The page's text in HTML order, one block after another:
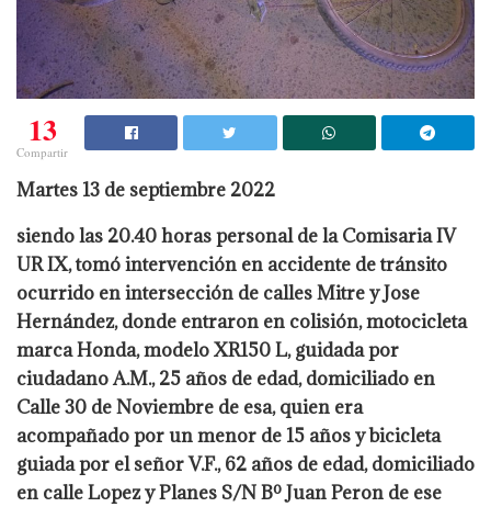
13
Compartir
Martes 13 de septiembre 2022
siendo las 20.40 horas personal de la Comisaria IV
UR IX, tomó intervención en accidente de tránsito
ocurrido en intersección de calles Mitre y Jose
Hernández, donde entraron en colisión, motocicleta
marca Honda, modelo XR150 L, guidada por
ciudadano A.M., 25 años de edad, domiciliado en
Calle 30 de Noviembre de esa, quien era
acompañado por un menor de 15 años y bicicleta
guiada por el señor V.F., 62 años de edad, domiciliado
en calle Lopez y Planes S/N Bº Juan Peron de ese